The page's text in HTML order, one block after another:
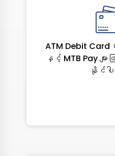
ATM Debit Card
နှင့် MTB Pay မျ
နိုင်ပ